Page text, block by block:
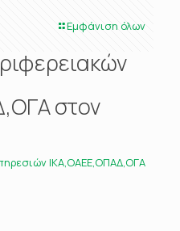
Εμφάνιση όλων
στον
ΙΚΑ,ΟΑΕΕ,ΟΠΑΔ,ΟΓΑ